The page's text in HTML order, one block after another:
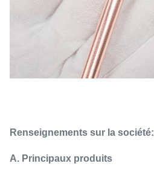
Renseignements sur la société:
A. Principaux produits